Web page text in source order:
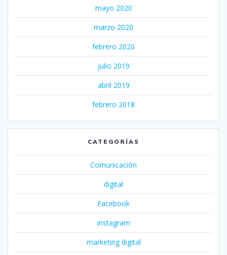
mayo 2020
marzo 2020
febrero 2020
julio 2019
abril 2019
febrero 2018
CATEGORÍAS
Comunicación
digital
Facebook
instagram
marketing digital